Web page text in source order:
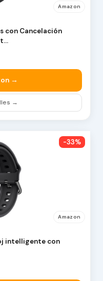
Amazon
con Cancelación
→
→
-33%
Amazon
intelligente con